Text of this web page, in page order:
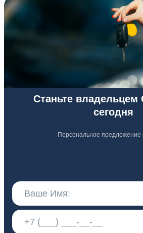
Станьте владельцем
сегодня
Персональное предложение